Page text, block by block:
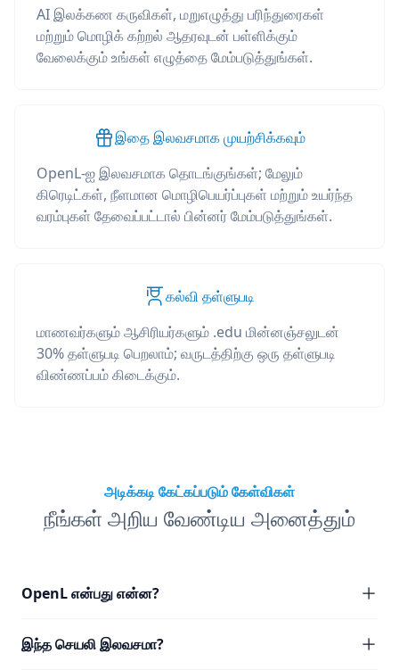
AI இலக்கண கருவிகள், மறுஎழுத்து பரிந்துரைகள்
மற்றும் மொழிக் கற்றல் ஆதரவுடன் பள்ளிக்கும்
வேலைக்கும் உங்கள் எழுத்தை மேம்படுத்துங்கள்.
இதை இலவசமாக முயற்சிக்கவும்
OpenL-ஐ இலவசமாக தொடங்குங்கள்; மேலும்
கிரெடிட்கள், நீளமான மொழிபெயர்ப்புகள் மற்றும் உயர்ந்த
வரம்புகள் தேவைப்பட்டால் பின்னர் மேம்படுத்துங்கள்.
கல்வி தள்ளுபடி
மாணவர்களும் ஆசிரியர்களும் .edu மின்னஞ்சலுடன்
30% தள்ளுபடி பெறலாம்; வருடத்திற்கு ஒரு தள்ளுபடி
விண்ணப்பம் கிடைக்கும்.
அடிக்கடி கேட்கப்படும் கேள்விகள்
நீங்கள் அறிய வேண்டிய அனைத்தும்
OpenL என்பது என்ன?
இந்த செயலி இலவசமா?